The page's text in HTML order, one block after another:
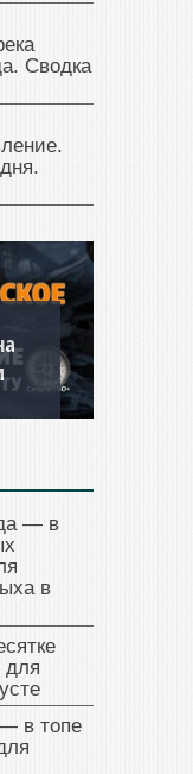
Сводка
— в
в
для
в топе